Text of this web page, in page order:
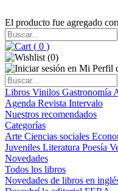
El producto fue agregado
( 0 )
(0)
Libros Vinilos Gastronomía
Agenda Revista Intervalo
Nuestros recomendados
Categorías
Arte Ciencias sociales
Juveniles Literatura Poesía
Novedades
Todos los libros
Novedades de libros en